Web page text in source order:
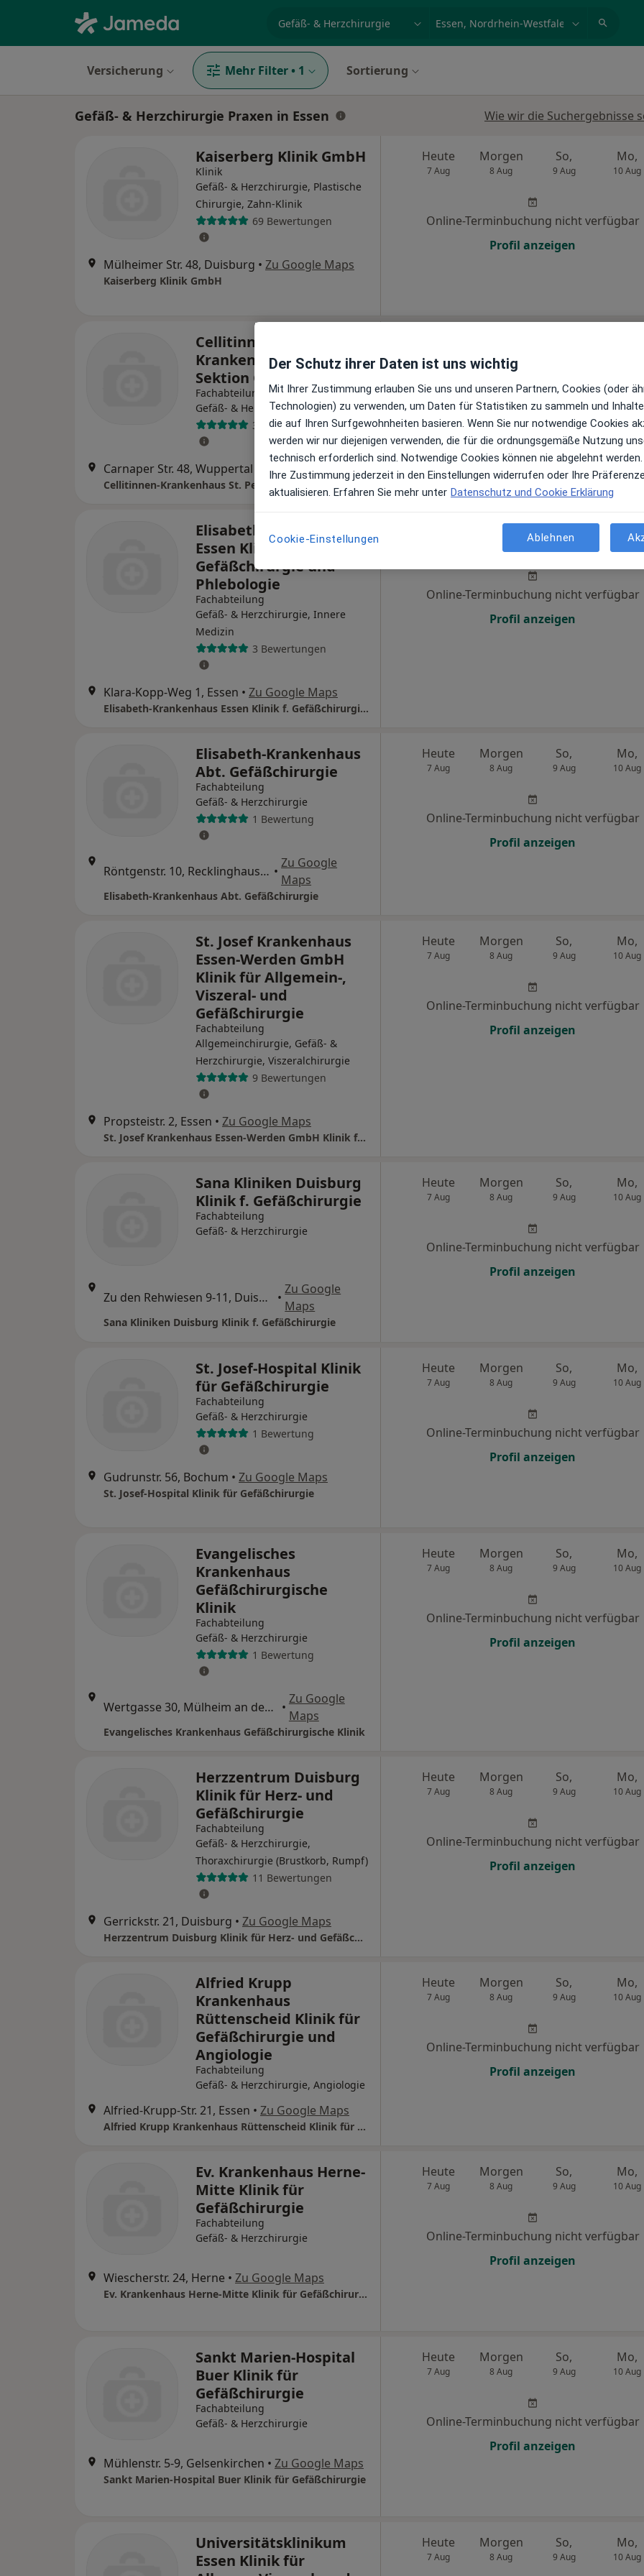
Versicherung Mehr Filter • 1 Sortierung
Gefäß- & Herzchirurgie Praxen in Essen Wie wir die Suchergebnisse
Kaiserberg Klinik GmbH
Klinik
Gefäß- & Herzchirurgie, Plastische
Chirurgie, Zahn-Klinik
69 Bewertungen
Mülheimer Str. 48, Duisburg • Zu Google Maps
Kaiserberg Klinik GmbH
Heute
7 Aug
Morgen
8 Aug
So,
9 Aug
Mo,
10 Aug
Online-Terminbuchung nicht verfügbar
Profil anzeigen
Cellitinnen-
Krankenhaus St. Petrus
Sektion Gefäßchirurgie
Fachabteilung
Gefäß- & Herzchirurgie
3 Bewertungen
Carnaper Str. 48, Wuppertal Zu Google Maps
7 Aug 8 Aug
Online-Terminbuchung nicht verfügbar
Profil anzeigen
Elisabeth-Krankenhaus
Essen Klinik f.
Gefäßchirurgie und
Phlebologie
Fachabteilung
Gefäß- & Herzchirurgie, Innere
Medizin
3 Bewertungen
Klara-Kopp-Weg 1, Essen • Zu Google Maps
Elisabeth-Krankenhaus Essen Klinik f. Gefäßchirurgie und Phlebologie
Morgen
9 Aug
Mo,
10 Aug
Online-Terminbuchung nicht verfügbar
Profil anzeigen
Elisabeth-Krankenhaus
Abt. Gefäßchirurgie
Fachabteilung
Gefäß- & Herzchirurgie
1 Bewertung
Röntgenstr. 10, Recklinghausen •
Zu Google
Maps
Elisabeth-Krankenhaus Abt. Gefäßchirurgie
Heute
7 Aug
Morgen
8 Aug
So,
9 Aug
Mo,
10 Aug
Online-Terminbuchung nicht verfügbar
Profil anzeigen
St. Josef Krankenhaus
Essen-Werden GmbH
Klinik für Allgemein-,
Viszeral- und
Gefäßchirurgie
Fachabteilung
Allgemeinchirurgie, Gefäß- &
Herzchirurgie, Viszeralchirurgie
9 Bewertungen
Propsteistr. 2, Essen • Zu Google Maps
St. Josef Krankenhaus Essen-Werden GmbH Klinik für Allgemein-, Viszeral- und Gefäßchirurgie
Heute
7 Aug
Morgen
8 Aug
So,
9 Aug
Mo,
10 Aug
Online-Terminbuchung nicht verfügbar
Profil anzeigen
Sana Kliniken Duisburg
Klinik f. Gefäßchirurgie
Fachabteilung
Gefäß- & Herzchirurgie
Zu den Rehwiesen 9-11, Duisburg •
Zu Google
Maps
Sana Kliniken Duisburg Klinik f. Gefäßchirurgie
Heute
7 Aug
Morgen
8 Aug
So,
9 Aug
Mo,
10 Aug
Online-Terminbuchung nicht verfügbar
Profil anzeigen
St. Josef-Hospital Klinik
für Gefäßchirurgie
Fachabteilung
Gefäß- & Herzchirurgie
1 Bewertung
Gudrunstr. 56, Bochum • Zu Google Maps
St. Josef-Hospital Klinik für Gefäßchirurgie
Heute
7 Aug
Morgen
8 Aug
So,
9 Aug
Mo,
10 Aug
Online-Terminbuchung nicht verfügbar
Profil anzeigen
Evangelisches
Krankenhaus
Gefäßchirurgische
Klinik
Fachabteilung
Gefäß- & Herzchirurgie
1 Bewertung
Wertgasse 30, Mülheim an der Ruhr •
Zu Google
Maps
Evangelisches Krankenhaus Gefäßchirurgische Klinik
Heute
7 Aug
Morgen
8 Aug
So,
9 Aug
Mo,
10 Aug
Online-Terminbuchung nicht verfügbar
Profil anzeigen
Herzzentrum Duisburg
Klinik für Herz- und
Gefäßchirurgie
Fachabteilung
Gefäß- & Herzchirurgie,
Thoraxchirurgie (Brustkorb, Rumpf)
11 Bewertungen
Gerrickstr. 21, Duisburg • Zu Google Maps
Herzzentrum Duisburg Klinik für Herz- und Gefäßchirurgie
Heute
7 Aug
Morgen
8 Aug
So,
9 Aug
Mo,
10 Aug
Online-Terminbuchung nicht verfügbar
Profil anzeigen
Alfried Krupp
Krankenhaus
Rüttenscheid Klinik für
Gefäßchirurgie und
Angiologie
Fachabteilung
Gefäß- & Herzchirurgie, Angiologie
Alfried-Krupp-Str. 21, Essen • Zu Google Maps
Alfried Krupp Krankenhaus Rüttenscheid Klinik für Gefäßchirurgie und Angiologie
Heute
7 Aug
Morgen
8 Aug
So,
9 Aug
Mo,
10 Aug
Online-Terminbuchung nicht verfügbar
Profil anzeigen
Ev. Krankenhaus Herne-
Mitte Klinik für
Gefäßchirurgie
Fachabteilung
Gefäß- & Herzchirurgie
Wiescherstr. 24, Herne • Zu Google Maps
Ev. Krankenhaus Herne-Mitte Klinik für Gefäßchirurgie
Heute
7 Aug
Morgen
8 Aug
So,
9 Aug
Mo,
10 Aug
Online-Terminbuchung nicht verfügbar
Profil anzeigen
Sankt Marien-Hospital
Buer Klinik für
Gefäßchirurgie
Fachabteilung
Gefäß- & Herzchirurgie
Mühlenstr. 5-9, Gelsenkirchen • Zu Google Maps
Sankt Marien-Hospital Buer Klinik für Gefäßchirurgie
Heute
7 Aug
Morgen
8 Aug
So,
9 Aug
Mo,
10 Aug
Online-Terminbuchung nicht verfügbar
Profil anzeigen
Universitätsklinikum
Essen Klinik für
Heute
7 Aug
Morgen
8 Aug
So,
9 Aug
Mo,
10 Aug
Der Schutz ihrer Daten ist uns wichtig
Mit Ihrer Zustimmung erlauben Sie uns und unseren Partnern, Cookies (oder
Technologien) zu verwenden, um Daten für Statistiken zu sammeln und
die auf Ihren Surfgewohnheiten basieren. Wenn Sie nur notwendige Cookies
werden wir nur diejenigen verwenden, die für die ordnungsgemäße Nutzung
technisch erforderlich sind. Notwendige Cookies können nie abgelehnt werden.
Ihre Zustimmung jederzeit in den Einstellungen widerrufen oder Ihre
aktualisieren. Erfahren Sie mehr unter Datenschutz und Cookie Erklärung
Cookie-Einstellungen Ablehnen